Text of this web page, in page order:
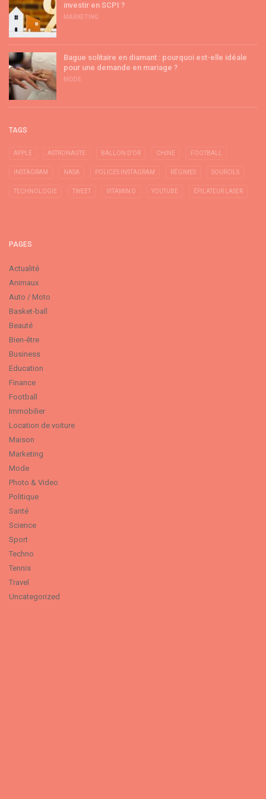
investir en SCPI ?
MARKETING
Bague solitaire en diamant : pourquoi est-elle idéale
pour une demande en mariage ?
MODE
TAGS
APPLE ASTRONAUTE BALLON D'OR CHINE FOOTBALL
INSTAGRAM NASA POLICES INSTAGRAM RÉGIMES SOURCILS
TECHNOLOGIE TWEET VITAMIN D YOUTUBE ÉPILATEUR LASER
PAGES
Actualité
Animaux
Auto / Moto
Basket-ball
Beauté
Bien-être
Business
Education
Finance
Football
Immobilier
Location de voiture
Maison
Marketing
Mode
Photo & Video
Politique
Santé
Science
Sport
Techno
Tennis
Travel
Uncategorized